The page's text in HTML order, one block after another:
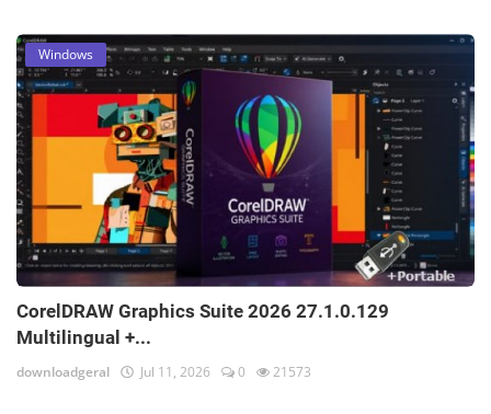
Windows
CorelDRAW Graphics Suite 2026 27.1.0.129
Multilingual +...
downloadgeral Jul 11, 2026 0 21573